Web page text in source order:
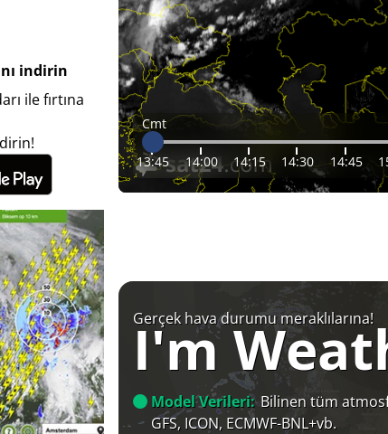
indirin
ile fırtına
Cmt
13:45 14:00 14:15 14:30 14:45
Gerçek hava durumu meraklılarına!
I'm
Model Verileri: Bilinen tüm
GFS, ICON, ECMWF-BNL+vb.